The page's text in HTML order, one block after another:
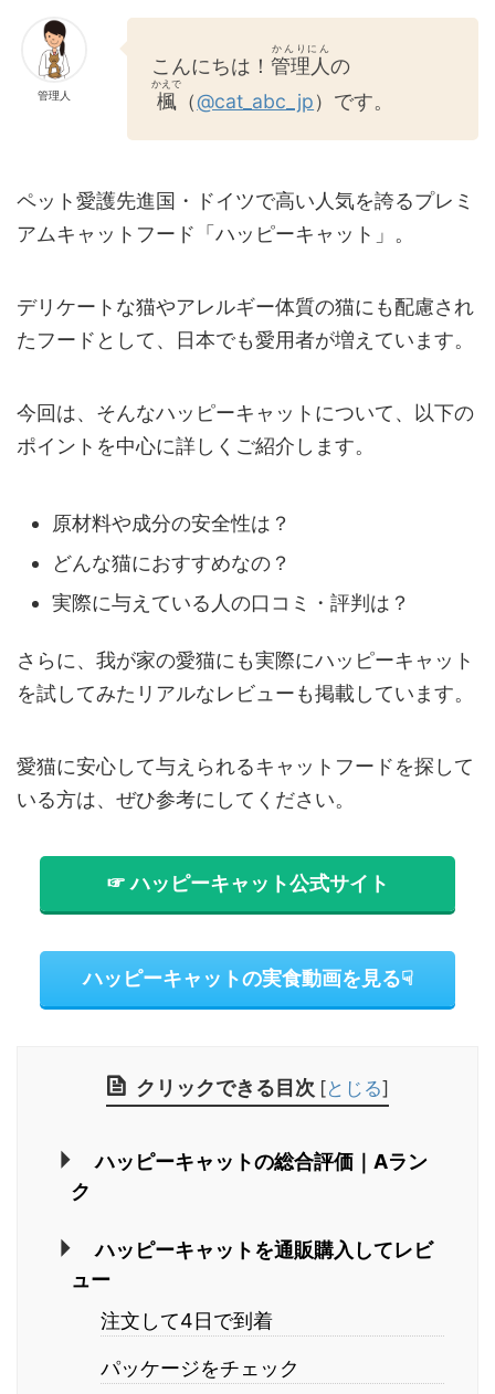
管理人
こんにちは！管理人
かんりにん
の
楓
かえで
（@cat_abc_jp）です。
ペット愛護先進国・ドイツで高い人気を誇るプレミ
アムキャットフード「ハッピーキャット」。
デリケートな猫やアレルギー体質の猫にも配慮され
たフードとして、日本でも愛用者が増えています。
今回は、そんなハッピーキャットについて、以下の
ポイントを中心に詳しくご紹介します。
原材料や成分の安全性は？
どんな猫におすすめなの？
実際に与えている人の口コミ・評判は？
さらに、我が家の愛猫にも実際にハッピーキャット
を試してみたリアルなレビューも掲載しています。
愛猫に安心して与えられるキャットフードを探して
いる方は、ぜひ参考にしてください。
☞ ハッピーキャット公式サイト
ハッピーキャットの実食動画を見る☟
クリックできる目次 [とじる]
ハッピーキャットの総合評価｜Aラン
ク
ハッピーキャットを通販購入してレビ
ュー
注文して4日で到着
パッケージをチェック